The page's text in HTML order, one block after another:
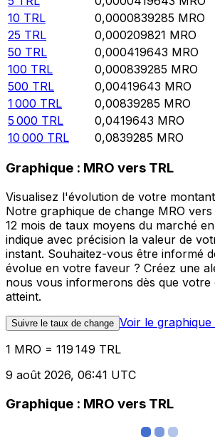
10 TRL 0,0000839285 MRO
25 TRL 0,000209821 MRO
50 TRL 0,000419643 MRO
100 TRL 0,000839285 MRO
500 TRL 0,00419643 MRO
1 000 TRL 0,00839285 MRO
5 000 TRL 0,0419643 MRO
10 000 TRL 0,0839285 MRO
Graphique : MRO vers TRL
Visualisez l'évolution de votre
Notre graphique de change MRO
12 mois de taux moyens du marché
indique avec précision la valeur de
instant. Souhaitez-vous être informé
évolue en votre faveur ? Créez une
nous vous informerons dès que votre
atteint.
Suivre le taux de change Voir le
1 MRO = 119 149 TRL
9 août 2026, 06:41 UTC
Graphique : MRO vers TRL